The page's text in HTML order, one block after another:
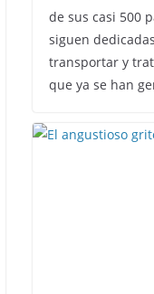
de sus casi 500
siguen
transportar y
que ya se han